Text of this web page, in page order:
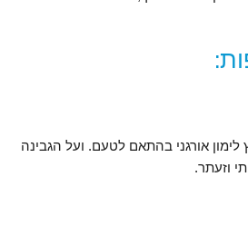
לימון אורגני בהתאם לטעם. ועל הגבינה
וזעתר.